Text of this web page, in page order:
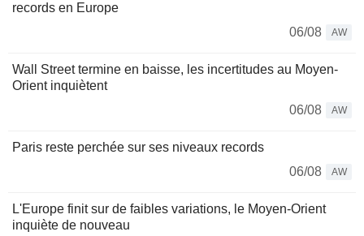
records en Europe
06/08
AW
Wall Street termine en baisse, les incertitudes au Moyen-
Orient inquiètent
06/08
AW
Paris reste perchée sur ses niveaux records
06/08
AW
L'Europe finit sur de faibles variations, le Moyen-Orient
inquiète de nouveau